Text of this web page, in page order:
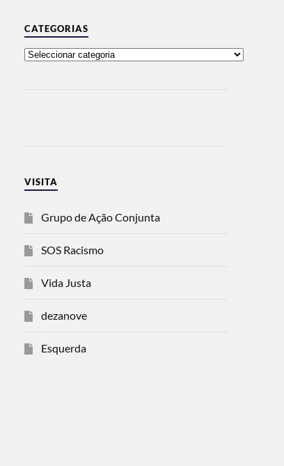
CATEGORIAS
VISITA
Grupo de Ação Conjunta
SOS Racismo
Vida Justa
dezanove
Esquerda